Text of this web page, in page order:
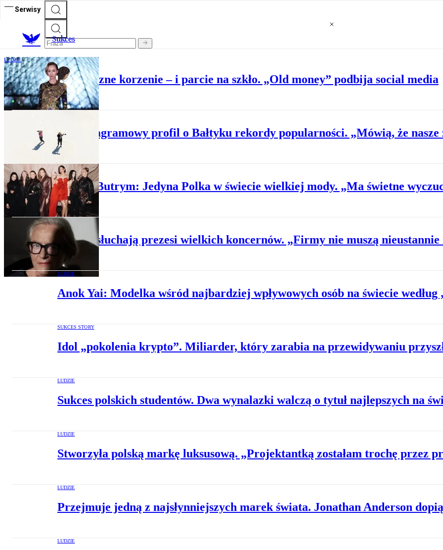
Serwisy
Sukces
LUDZIE
Mają arystokratyczne korzenie – i parcie na szkło. „Old money” podbija social media
Ich instagramowy profil o Bałtyku rekordy popularności. „Mówią, że
LUDZIE
Magda Butrym: Jedyna Polka w świecie wielkiej mody. „Ma świetne
LUDZIE
Jej rad słuchają prezesi wielkich koncernów. „Firmy nie muszą nieustannie
LUDZIE
Anok Yai: Modelka wśród najbardziej wpływowych osób na świecie według
SUKCES STORY
Idol „pokolenia krypto”. Miliarder, który zarabia na przewidywaniu
LUDZIE
Sukces polskich studentów. Dwa wynalazki walczą o tytuł najlepszych na
LUDZIE
Stworzyła polską markę luksusową. „Projektantką zostałam trochę przez
LUDZIE
Przejmuje jedną z najsłynniejszych marek świata. Jonathan Anderson
LUDZIE